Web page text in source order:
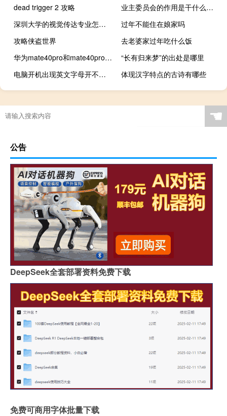
dead trigger 2 攻略
业主委员会的作用是干什么的（业主委员会的作用）
深圳大学的视觉传达专业怎么样
过年不能住在娘家吗
攻略侠盗世界
去老婆家过年吃什么饭
华为mate40pro和mate40pro 区别
“长有归来梦”的出处是哪里
电脑开机出现英文字母开不了机（电脑开机显示英文字母）
体现汉字特点的古诗有哪些
☚
公告
DeepSeek全套部署资料免费下载
免费可商用字体批量下载